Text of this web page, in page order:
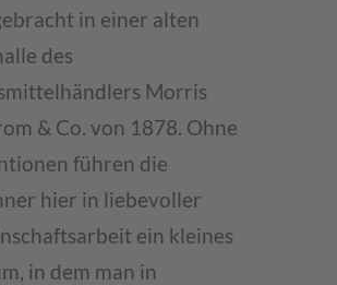
in einer alten
des
Morris
& Co. von 1878. Ohne
führen die
hier in liebevoller
ein kleines
in dem man in